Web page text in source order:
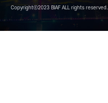
Copyrightⓒ2023 BIAF ALL rights reserved.